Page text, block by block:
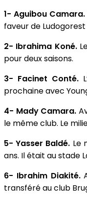
1- Aguibou Camara.
faveur de
2- Ibrahima Koné.
pour deux saisons.
3- Facinet Conté.
prochaine avec
4- Mady Camara.
le même club. Le
5- Yasser Baldé. Le
ans. Il était au stade
6- Ibrahim Diakité.
transféré au club